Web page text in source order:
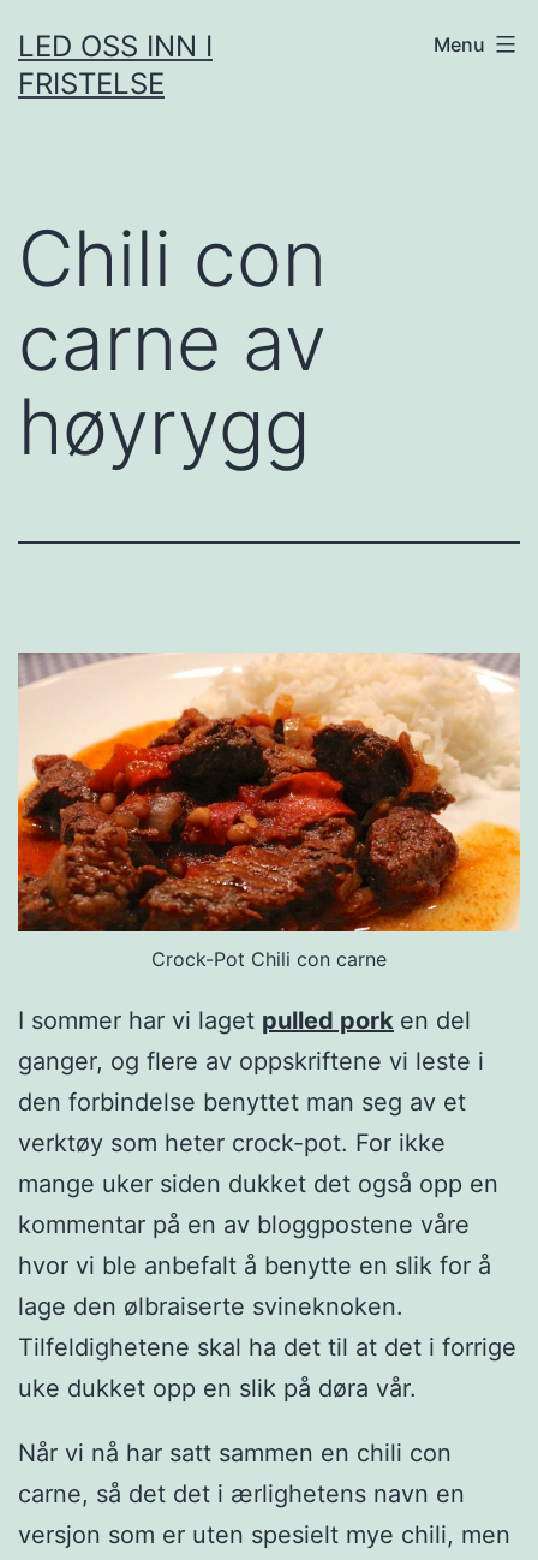
to
content
LED OSS INN I
FRISTELSE
Menu
Chili con
carne av
høyrygg
Crock-Pot Chili con carne
I sommer har vi laget pulled pork en del
ganger, og flere av oppskriftene vi leste i
den forbindelse benyttet man seg av et
verktøy som heter crock-pot. For ikke
mange uker siden dukket det også opp en
kommentar på en av bloggpostene våre
hvor vi ble anbefalt å benytte en slik for å
lage den ølbraiserte svineknoken.
Tilfeldighetene skal ha det til at det i forrige
uke dukket opp en slik på døra vår.
Når vi nå har satt sammen en chili con
carne, så det det i ærlighetens navn en
versjon som er uten spesielt mye chili, men